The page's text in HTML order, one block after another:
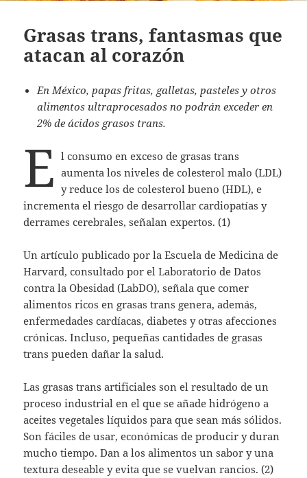
Grasas trans, fantasmas que
atacan al corazón
En México, papas fritas, galletas, pasteles y otros
alimentos ultraprocesados no podrán exceder en
2% de ácidos grasos trans.
E l consumo en exceso de grasas trans
aumenta los niveles de colesterol malo (LDL)
y reduce los de colesterol bueno (HDL), e
incrementa el riesgo de desarrollar cardiopatías y
derrames cerebrales, señalan expertos. (1)
Un artículo publicado por la Escuela de Medicina de
Harvard, consultado por el Laboratorio de Datos
contra la Obesidad (LabDO), señala que comer
alimentos ricos en grasas trans genera, además,
enfermedades cardíacas, diabetes y otras afecciones
crónicas. Incluso, pequeñas cantidades de grasas
trans pueden dañar la salud.
Las grasas trans artificiales son el resultado de un
proceso industrial en el que se añade hidrógeno a
aceites vegetales líquidos para que sean más sólidos.
Son fáciles de usar, económicas de producir y duran
mucho tiempo. Dan a los alimentos un sabor y una
textura deseable y evita que se vuelvan rancios. (2)